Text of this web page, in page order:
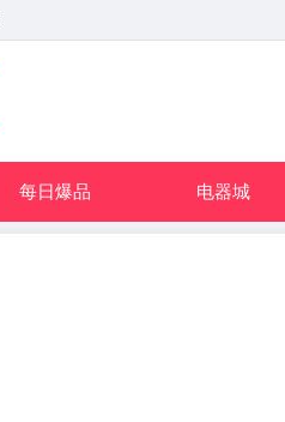
每日爆品 电器城